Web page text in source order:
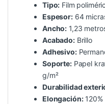
Tipo: Film
Espesor:64
Ancho: 1,23
Acabado:Brillo
Adhesivo:
Soporte:Papel
g/m²
Durabilidad
Elongación:120%